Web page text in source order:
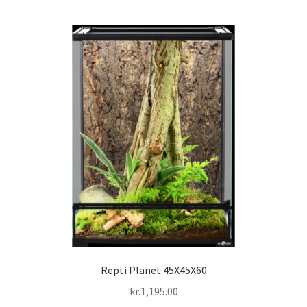
Repti Planet 45X45X60
kr.1,195.00